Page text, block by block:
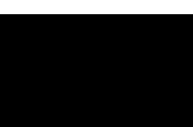
la ministra de Capital